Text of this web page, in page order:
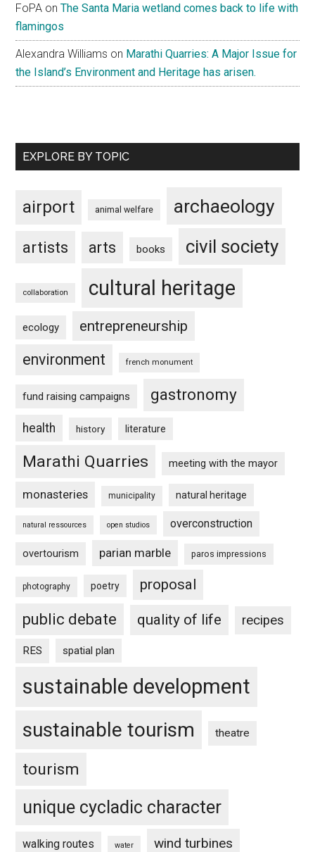
FoPA onThe Santa Maria wetland comes back to life with
flamingos
Alexandra Williams on Marathi Quarries: A Major Issue for
the Island’s Environment and Heritage has arisen.
EXPLORE BY TOPIC
airport animal welfare archaeology
artists arts books civil society
collaboration cultural heritage
ecology entrepreneurship
environment french monument
fund raising campaigns gastronomy
health history literature
Marathi Quarries meeting with the mayor
monasteries municipality natural heritage
natural ressources open studios overconstruction
overtourism parian marble paros impressions
photography poetry proposal
public debate quality of life recipes
RES spatial plan
sustainable development
sustainable tourism theatre
tourism
unique cycladic character
walking routes water wind turbines